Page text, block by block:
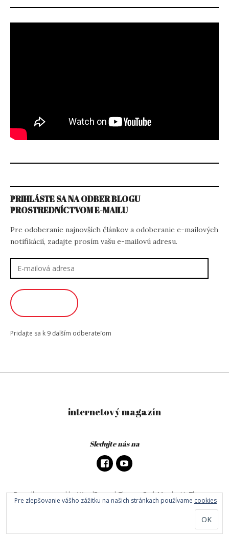
PRIHLÁSTE SA NA ODBER BLOGU
PROSTREDNÍCTVOM E-MAILU
Pre odoberanie najnovších článkov a odoberanie e-mailových
notifikácií, zadajte prosím vašu e-mailovú adresu.
adresa
Pridajte sa k 9 ďalším odberateľom
internetový magazín
Sledujte nás na
Proudly powered by WordPress|Theme: DailyMag byUpThemes.
Pre zlepšovanie vášho zážitku na našich stránkach používame cookies